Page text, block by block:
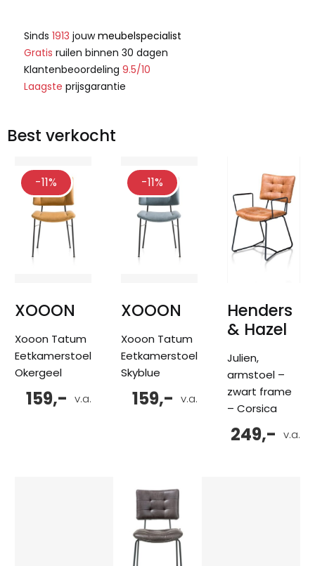
Sinds 1913 jouwmeubelspecialist
Gratis ruilen binnen 30 dagen
Klantenbeoordeling 9.5/10
Laagste prijsgarantie
Best verkocht
-11%
XOOON
Xooon Tatum
Eetkamerstoel
Okergeel
v.a.
159,-
-11%
XOOON
Xooon Tatum
Eetkamerstoel
Skyblue
v.a.
159,-
Henders
& Hazel
Julien,
armstoel –
zwart frame
– Corsica
v.a.
249,-